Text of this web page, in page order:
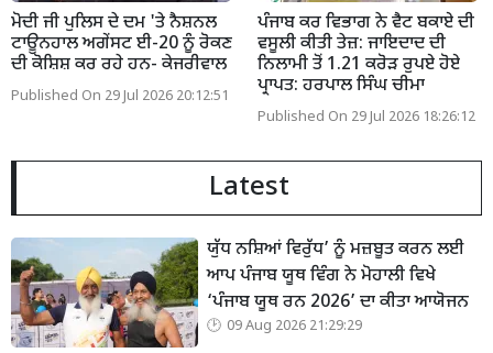
ਮੋਦੀ ਜੀ ਪੁਲਿਸ ਦੇ ਦਮ 'ਤੇ ਨੈਸ਼ਨਲ
ਟਾਊਨਹਾਲ ਅਗੇਂਸਟ ਈ-20 ਨੂੰ ਰੋਕਣ
ਦੀ ਕੋਸ਼ਿਸ਼ ਕਰ ਰਹੇ ਹਨ- ਕੇਜਰੀਵਾਲ
Published On 29 Jul 2026 20:12:51
ਪੰਜਾਬ ਕਰ ਵਿਭਾਗ ਨੇ ਵੈਟ ਬਕਾਏ ਦੀ
ਵਸੂਲੀ ਕੀਤੀ ਤੇਜ਼: ਜਾਇਦਾਦ ਦੀ
ਨਿਲਾਮੀ ਤੋਂ 1.21 ਕਰੋੜ ਰੁਪਏ ਹੋਏ
ਪ੍ਰਾਪਤ: ਹਰਪਾਲ ਸਿੰਘ ਚੀਮਾ
Published On 29 Jul 2026 18:26:12
Latest
ਯੁੱਧ ਨਸ਼ਿਆਂ ਵਿਰੁੱਧ’ ਨੂੰ ਮਜ਼ਬੂਤ ਕਰਨ ਲਈ
ਆਪ ਪੰਜਾਬ ਯੂਥ ਵਿੰਗ ਨੇ ਮੋਹਾਲੀ ਵਿਖੇ
‘ਪੰਜਾਬ ਯੂਥ ਰਨ 2026’ ਦਾ ਕੀਤਾ ਆਯੋਜਨ
09 Aug 2026 21:29:29